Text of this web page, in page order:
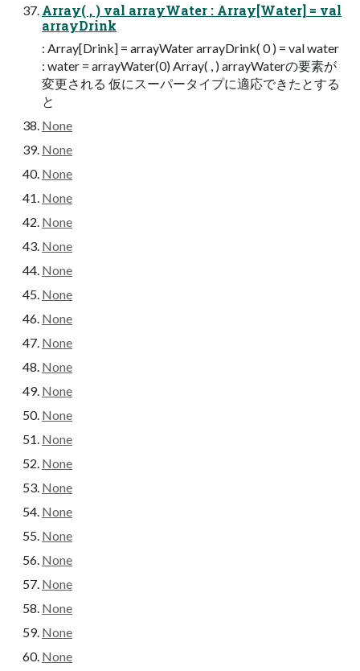
Array( , ) val arrayWater : Array[Water] = val
arrayDrink
: Array[Drink] = arrayWater arrayDrink( 0 ) = val water
: water = arrayWater(0) Array( , ) arrayWaterの要素が
変更される 仮にスーパータイプに適応できたとする
と
None
None
None
None
None
None
None
None
None
None
None
None
None
None
None
None
None
None
None
None
None
None
None